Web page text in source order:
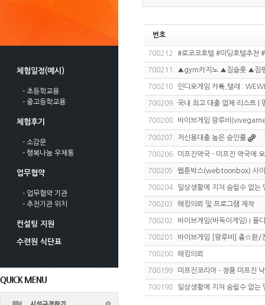
체험일정(예시)
- 초등학교용
- 중고등학교용
체험후기
- 소감문
- 행복나눔 우체통
업무협약
- 업무협약 기관
- 추천기관 위치
컨설팅 지원
수련원 식단표
번호
700212 #로코코호텔 #미딩호텔추천
700211 ▲gym카지노 ▲짐슬롯 ▲짐
700210 인디오게임 캬툑,탤래 :
700209 국내 최고 대출 업체 리스트 |
700208 바이브게임 왕루비
700207 저신용대출 높은 승인률
700206 미프진약국 - 미프진 약국에
700205 웹툰박스(webtoonbox) 사
700204 일상생활에 지쳐 숨쉴수 없
700203 해킹의뢰 및 프로그램 제작
700202 바이브게임(바둑이게임) I 몰
700201 바이브게임 [왕루비] 충☆환
700200 해킹의뢰
700199 미프진코리아 - 정품 미프진
700198 일상생활에 지쳐 숨쉴수 없